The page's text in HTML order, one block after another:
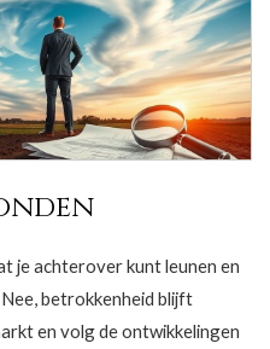
je achterover kunt leunen en
betrokkenheid blijft
en volg de ontwikkelingen